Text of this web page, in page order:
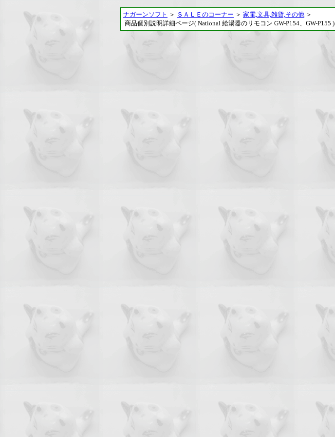
ナガーンソフト ＞ ＳＡＬＥのコーナー ＞ 家電,文具,雑貨,その他 ＞
商品個別説明詳細ページ( National 給湯器のリモコン GW-P154、GW-P155 )